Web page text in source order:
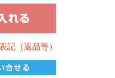
記（返品等）